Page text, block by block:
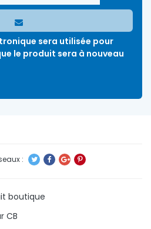
boutique
CB
sera utilisée pour
le produit sera à nouveau